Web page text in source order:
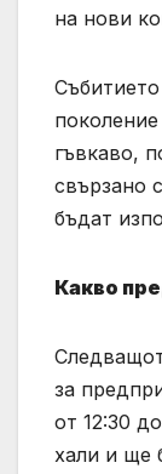
на нови
гъвкаво,
свързано
бъдат
Какво
за
от 12:30
хали и ще